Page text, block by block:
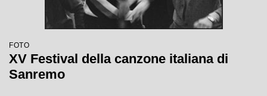
FOTO
XV Festival della canzone italiana di
Sanremo